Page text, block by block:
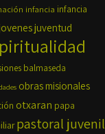
infancia infancia
juventud
balmaseda
obras misionales
otxaran papa
pastoral juvenil